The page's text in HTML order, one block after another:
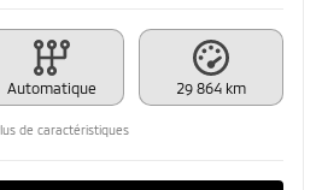
Automatique 29 864 km
de caractéristiques